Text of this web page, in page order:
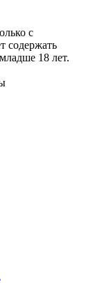
с
содержать
18 лет.